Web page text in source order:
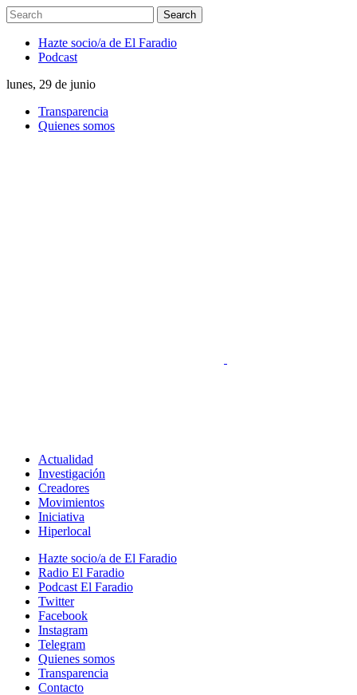
Hazte socio/a de El Faradio
Podcast
lunes, 29 de junio
Transparencia
Quienes somos
Actualidad
Investigación
Creadores
Movimientos
Iniciativa
Hiperlocal
Hazte socio/a de El Faradio
Radio El Faradio
Podcast El Faradio
Twitter
Facebook
Instagram
Telegram
Quienes somos
Transparencia
Contacto